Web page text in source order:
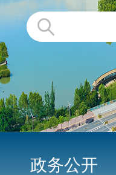
政务公开